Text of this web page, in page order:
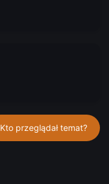
Kto przeglądał temat?